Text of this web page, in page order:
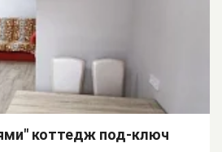
коттедж под-ключ